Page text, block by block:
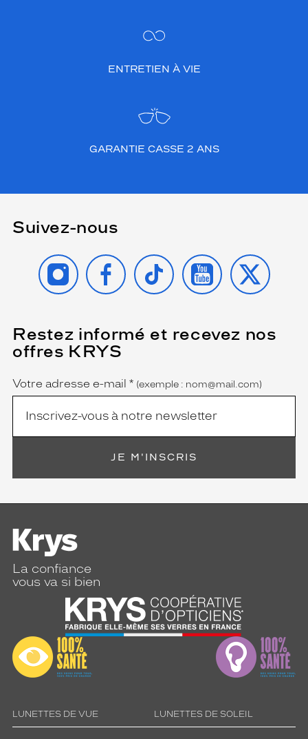
ENTRETIEN À VIE
GARANTIE CASSE 2 ANS
Suivez-nous
INSTAGRAMFACEBOOK
TIKTOK YOUTUBE
X
Restez informé et recevez nos
offres KRYS
Name
Votre adresse e-mail *
(Ce
champ
est
obligatoire)
(exemple : nom@mail.com)
JE M'INSCRIS
La confiance
vous va si bien
LUNETTES DE VUE LUNETTES DE SOLEIL